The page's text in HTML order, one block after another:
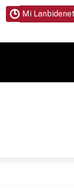
Mi Lanbidenet